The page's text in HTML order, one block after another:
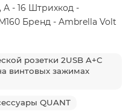
- 16 Штрихкод -
Бренд - Ambrella Volt
розетки 2USB A+C
винтовых зажимах
QUANT